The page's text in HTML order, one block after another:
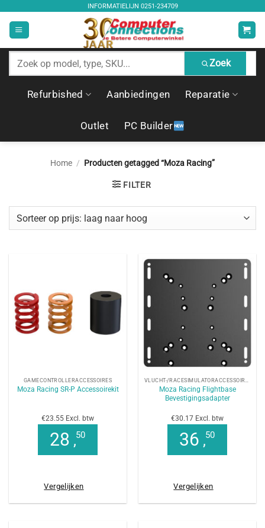
inhoud
INFORMATIELIJN 0251-234709
Zoek
producten
Zoek
Refurbished Aanbiedingen Reparatie
Outlet PC Builder
Home / Producten getagged “Moza Racing”
FILTER
GAMECONTROLLERACCESSOIRES
Moza Racing SR-P Accessoirekit
€23.55 Excl. btw
28 ,50
Vergelijken
VLUCHT-/RACESIMULATORACCESSOIRES
Moza Racing Flightbase
Bevestigingsadapter
€30.17 Excl. btw
36 ,50
Vergelijken